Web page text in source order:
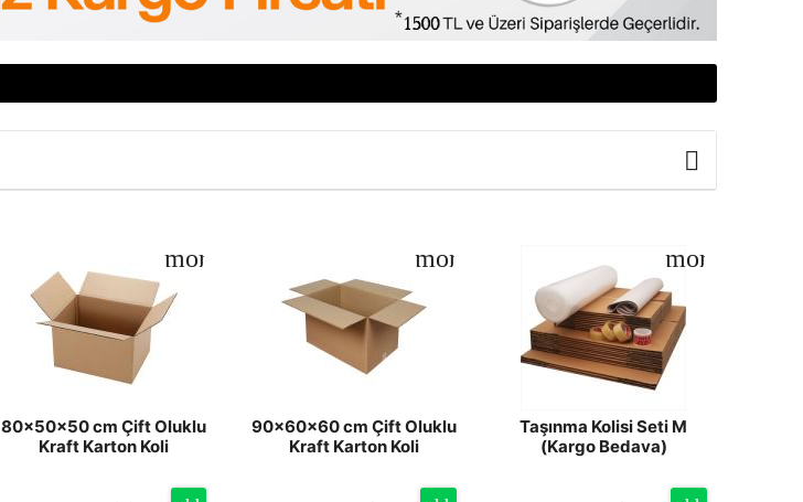
80x50x50 cm Çift Oluklu
Kraft Karton Koli
90x60x60 cm Çift Oluklu
Kraft Karton Koli
Taşınma Kolisi Seti M
(Kargo Bedava)